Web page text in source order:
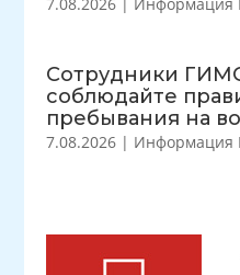
Сотрудники
соблюдайте
пребывания на
7.08.2026 |